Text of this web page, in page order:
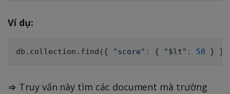
Ví dụ:
db.collection.find ( { "score" : { "$lt" : 50 } }
⇒ Truy vấn này tìm các document mà trường